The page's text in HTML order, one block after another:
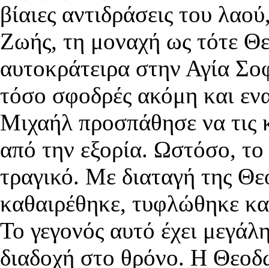
βίαιες αντιδράσεις του
Ζωής, τη μοναχή ως τότε
αυτοκράτειρα στην Αγία
τόσο σφοδρές ακόμη και
Μιχαήλ προσπάθησε να τις
από την εξορία. Ωστόσο,
τραγικό. Mε διαταγή της
καθαιρέθηκε, τυφλώθηκε
Το γεγονός αυτό έχει
διαδοχή στο θρόνο. Η